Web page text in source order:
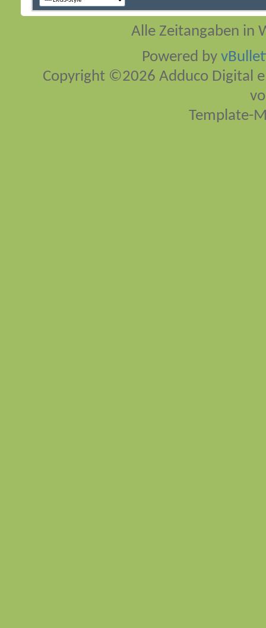
Alle Zeitangaben in
Powered by
Copyright ©2026 Adduco Digital
Template-